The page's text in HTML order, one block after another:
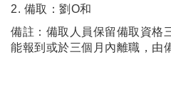
2. 備取：劉O和
備註：備取人員保留備取資格
能報到或於三個月內離職，由